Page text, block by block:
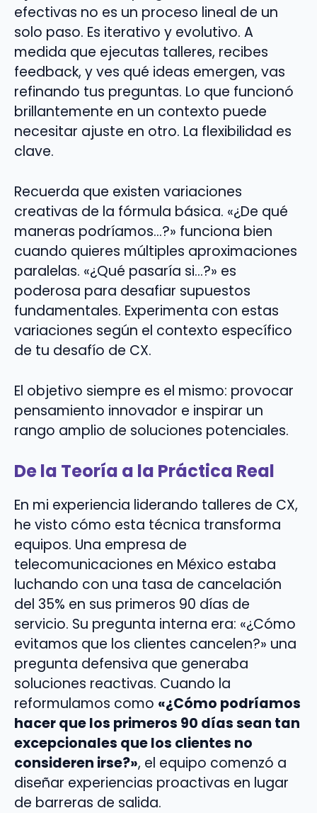
efectivas no es un proceso lineal de un
solo paso. Es iterativo y evolutivo. A
medida que ejecutas talleres, recibes
feedback, y ves qué ideas emergen, vas
refinando tus preguntas. Lo que funcionó
brillantemente en un contexto puede
necesitar ajuste en otro. La flexibilidad es
clave.
Recuerda que existen variaciones
creativas de la fórmula básica. «¿De qué
maneras podríamos…?» funciona bien
cuando quieres múltiples aproximaciones
paralelas. «¿Qué pasaría si…?» es
poderosa para desafiar supuestos
fundamentales. Experimenta con estas
variaciones según el contexto específico
de tu desafío de CX.
El objetivo siempre es el mismo: provocar
pensamiento innovador e inspirar un
rango amplio de soluciones potenciales.
De la Teoría a la Práctica Real
En mi experiencia liderando talleres de CX,
he visto cómo esta técnica transforma
equipos. Una empresa de
telecomunicaciones en México estaba
luchando con una tasa de cancelación
del 35% en sus primeros 90 días de
servicio. Su pregunta interna era: «¿Cómo
evitamos que los clientes cancelen?» una
pregunta defensiva que generaba
soluciones reactivas. Cuando la
reformulamos como «¿Cómo podríamos
hacer que los primeros 90 días sean tan
excepcionales que los clientes no
consideren irse?», el equipo comenzó a
diseñar experiencias proactivas en lugar
de barreras de salida.